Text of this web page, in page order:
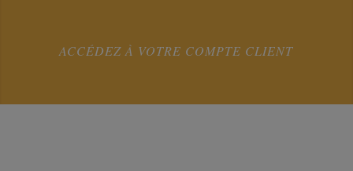
ACCÉDEZ À VOTRE COMPTE CLIENT